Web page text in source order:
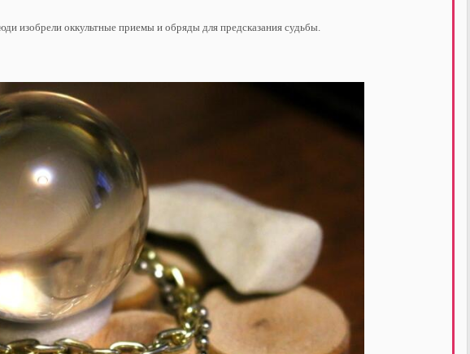
изобрели оккультные приемы и обряды для предсказания судьбы.